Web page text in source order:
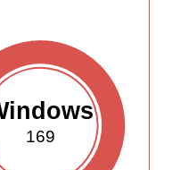
169